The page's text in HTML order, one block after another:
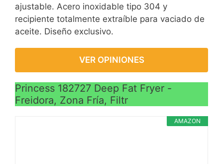
ajustable. Acero inoxidable tipo 304 y
recipiente totalmente extraíble para vaciado de
aceite. Diseño exclusivo.
VER OPINIONES
Princess 182727 Deep Fat Fryer -
Freidora, Zona Fría, Filtr
AMAZON